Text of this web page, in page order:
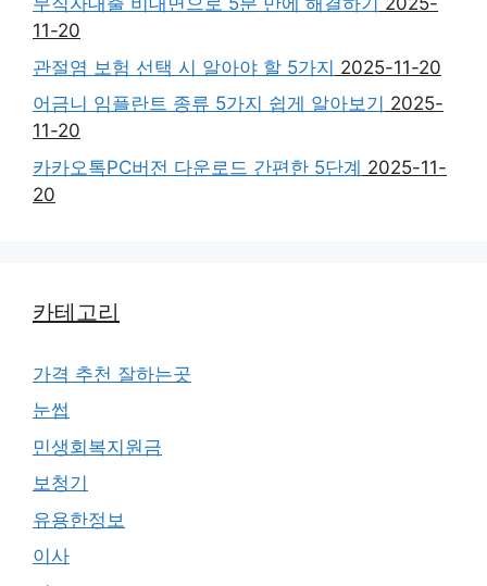
11-20
관절염 보험 선택 시 알아야 할 5가지 2025-11-20
어금니 임플란트 종류 5가지 쉽게 알아보기 2025-
11-20
카카오톡PC버전 다운로드 간편한 5단계 2025-11-
20
카테고리
가격 추천 잘하는곳
눈썹
민생회복지원금
보청기
유용한정보
이사